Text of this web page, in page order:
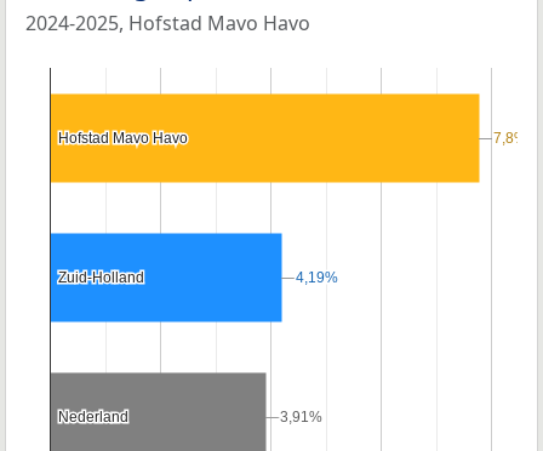
2024-2025, Hofstad Mavo Havo
Hofstad Mavo Havo
Hofstad Mavo Havo
Zuid-Holland
Zuid-Holland
Nederland
Nederland
7,8%
7,8%
4,19%
4,19%
3,91%
3,91%